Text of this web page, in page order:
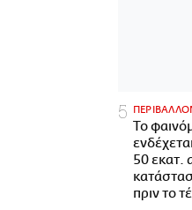
Το
50 εκατ.
πριν το